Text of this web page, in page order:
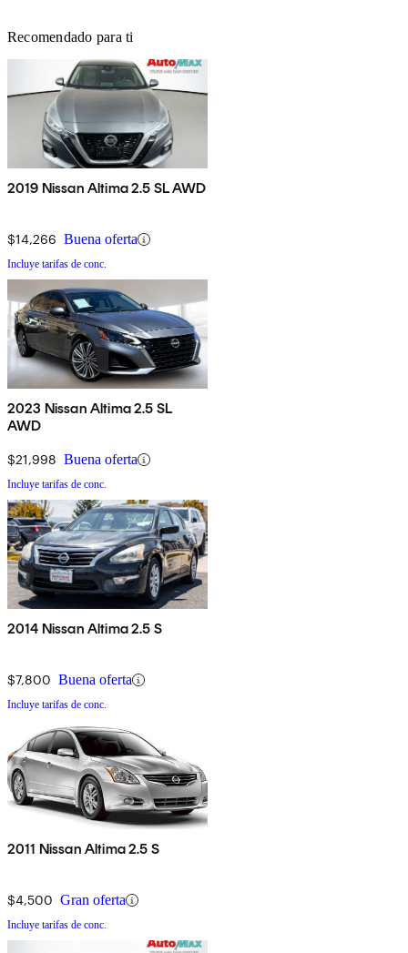
Recomendado para ti
2019 Nissan Altima 2.5 SL AWD
$14,266 Buena oferta
Incluye tarifas de conc.
2023 Nissan Altima 2.5 SL
AWD
$21,998 Buena oferta
Incluye tarifas de conc.
2014 Nissan Altima 2.5 S
$7,800 Buena oferta
Incluye tarifas de conc.
2011 Nissan Altima 2.5 S
$4,500 Gran oferta
Incluye tarifas de conc.